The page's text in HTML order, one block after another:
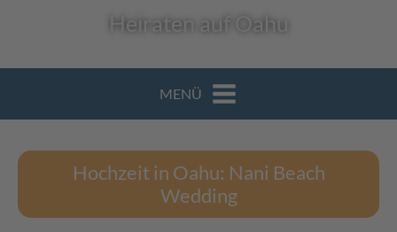
Heiraten auf Oahu
MENÜ
Hochzeit in Oahu: Nani Beach
Wedding